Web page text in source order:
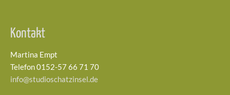
Kontakt
Martina Empt
Telefon 0152-57 66 71 70
info@studioschatzinsel.de